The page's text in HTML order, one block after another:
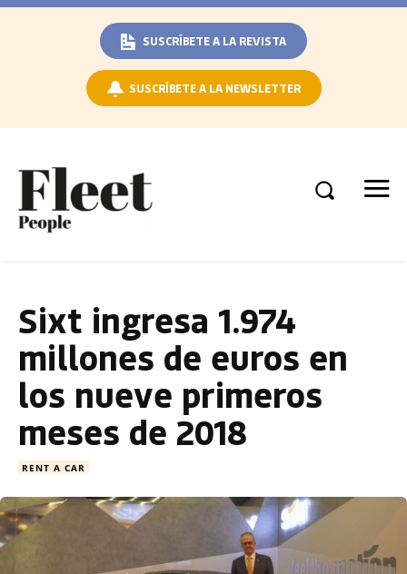
SUSCRÍBETE A LA REVISTA
SUSCRÍBETE A LA NEWSLETTER
Sixt ingresa 1.974
millones de euros en
los nueve primeros
meses de 2018
RENT A CAR